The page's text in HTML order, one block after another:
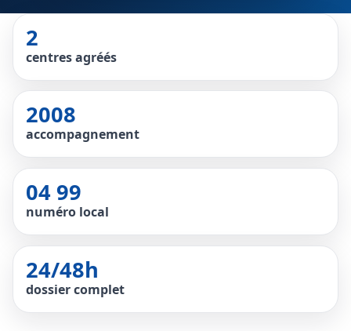
2
centres agréés
2008
accompagnement
04 99
numéro local
24/48h
dossier complet